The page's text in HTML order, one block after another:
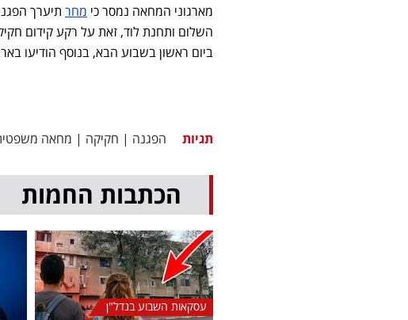
מארגוני המחאה נמסר כי מחר תיערך
השלום ותחנת לוד, זאת על רקע קידום
ביום ראשון בשבוע הבא, בנוסף הודיעו
תגיות הפגנה | חקיקה | מחאה
הכתבות החמות
עסקאות השבוע בנדל"ן